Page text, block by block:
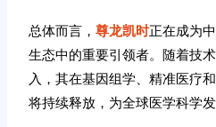
总体而言，尊龙凯时正在成为
生态中的重要引领者。随着技
入，其在基因组学、精准医疗
将持续释放，为全球医学科学